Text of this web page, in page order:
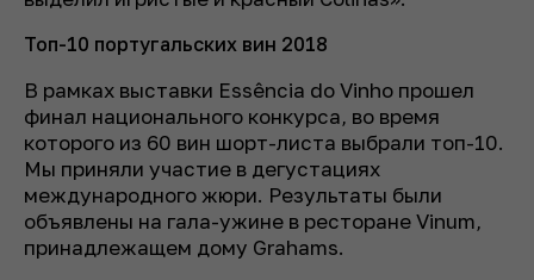
Топ-10 португальских вин 2018
В рамках выставки Essência do Vinho прошел
финал национального конкурса, во время
которого из 60 вин шорт-листа выбрали топ-10.
Мы приняли участие в дегустациях
международного жюри. Результаты были
объявлены на гала-ужине в ресторане Vinum,
принадлежащем дому Grahams.